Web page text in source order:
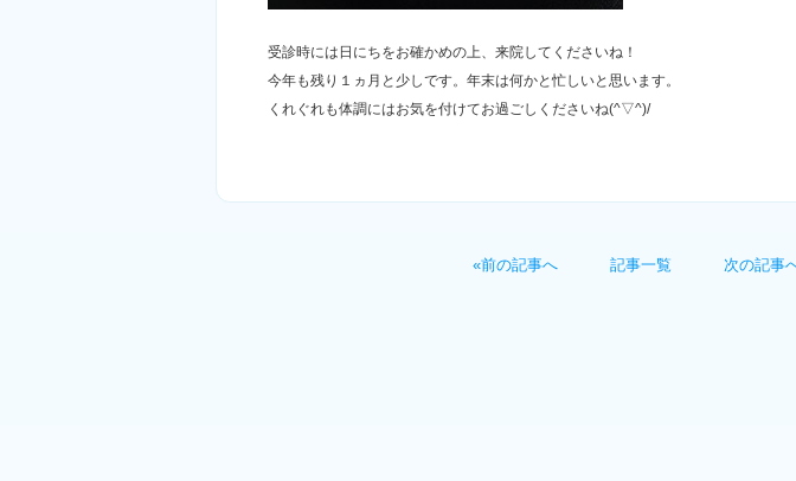
受診時には日にちをお確かめの上、来院してくださいね！
今年も残り１ヵ月と少しです。年末は何かと忙しいと思います。
くれぐれも体調にはお気を付けてお過ごしくださいね(^▽^)/
«前の記事へ 記事一覧 次の記事